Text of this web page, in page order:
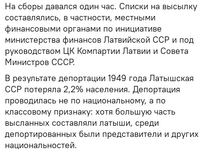
На сборы давался один час. Списки на высылку
составлялись, в частности, местными
финансовыми органами по инициативе
министерства финансов Латвийской ССР и под
руководством ЦК Компартии Латвии и Совета
Министров СССР.
В результате депортации 1949 года Латышская
ССР потеряла 2,2% населения. Депортация
проводилась не по национальному, а по
классовому признаку: хотя большую часть
высланных составляли латыши, среди
депортированных были представители и других
национальностей.